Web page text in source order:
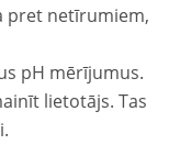
pret netīrumiem,
pH mērījumus.
lietotājs. Tas